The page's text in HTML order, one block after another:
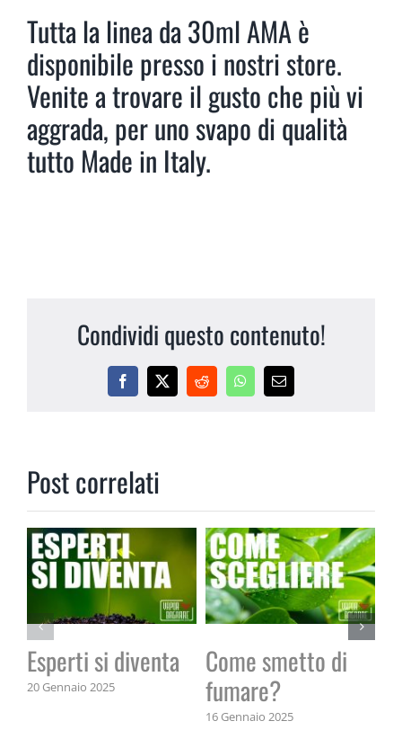
Tutta la linea da 30ml AMA è
disponibile presso i nostri store.
Venite a trovare il gusto che più vi
aggrada, per uno svapo di qualità
tutto Made in Italy.
Condividi questo contenuto!
Facebook
X RedditWhatsApp
Email
Post correlati
Esperti si diventa
20 Gennaio 2025
Come smetto di
fumare?
16 Gennaio 2025